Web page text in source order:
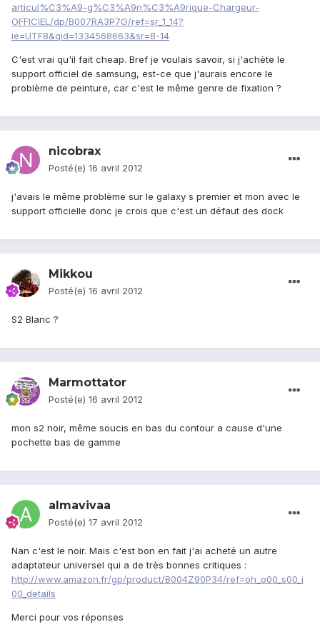
articul%C3%A9-g%C3%A9n%C3%A9rique-Chargeur-
OFFICIEL/dp/B007RA3P7G/ref=sr_1_14?
ie=UTF8&qid=1334568663&sr=8-14
C'est vrai qu'il fait cheap. Bref je voulais savoir, si j'achète le
support officiel de samsung, est-ce que j'aurais encore le
problème de peinture, car c'est le même genre de fixation ?
nicobrax
Posté(e) 16 avril 2012
j'avais le même problème sur le galaxy s premier et mon avec le
support officielle donc je crois que c'est un défaut des dock
Mikkou
Posté(e) 16 avril 2012
S2 Blanc ?
Marmottator
Posté(e) 16 avril 2012
mon s2 noir, même soucis en bas du contour a cause d'une
pochette bas de gamme
almavivaa
Posté(e) 17 avril 2012
Nan c'est le noir. Mais c'est bon en fait j'ai acheté un autre
adaptateur universel qui a de très bonnes critiques :
http://www.amazon.fr/gp/product/B004Z90P34/ref=oh_o00_s00_i
00_details
Merci pour vos réponses